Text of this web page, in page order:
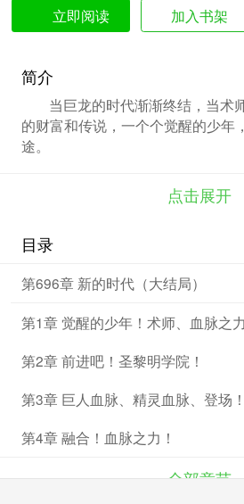
立即阅读 加入书架
简介
当巨龙的时代渐渐终结，当术
的财富和传说，一个个觉醒的少年
途。
点击展开
目录
第696章 新的时代（大结局）
第1章 觉醒的少年！术师、血脉之
第2章 前进吧！圣黎明学院！
第3章 巨人血脉、精灵血脉、登场！
第4章 融合！血脉之力！
全部章节